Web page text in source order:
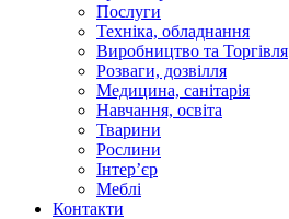
Послуги
Техніка, обладнання
Виробництво та Торгівля
Розваги, дозвілля
Медицина, санітарія
Навчання, освіта
Тварини
Рослини
Інтер’єр
Меблі
Контакти